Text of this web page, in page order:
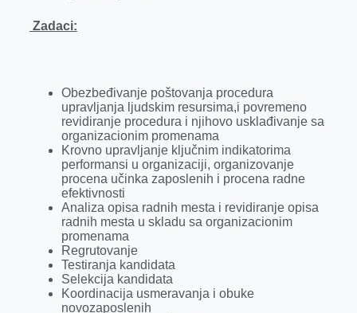
Zadaci:
Obezbeđivanje poštovanja procedura
upravljanja ljudskim resursima,i povremeno
revidiranje procedura i njihovo usklađivanje sa
organizacionim promenama
Krovno upravljanje ključnim indikatorima
performansi u organizaciji, organizovanje
procena učinka zaposlenih i procena radne
efektivnosti
Analiza opisa radnih mesta i revidiranje opisa
radnih mesta u skladu sa organizacionim
promenama
Regrutovanje
Testiranja kandidata
Selekcija kandidata
Koordinacija usmeravanja i obuke
novozaposlenih